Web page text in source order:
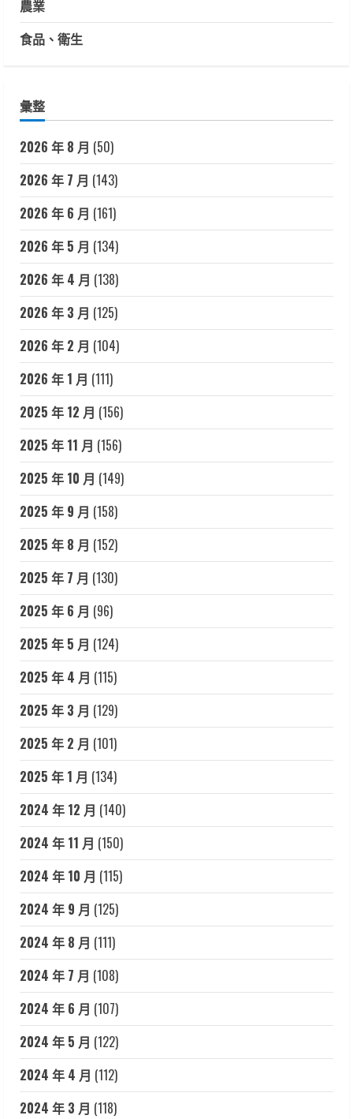
農業
食品、衛生
彙整
2026 年 8 月 (50)
2026 年 7 月 (143)
2026 年 6 月 (161)
2026 年 5 月 (134)
2026 年 4 月 (138)
2026 年 3 月 (125)
2026 年 2 月 (104)
2026 年 1 月 (111)
2025 年 12 月 (156)
2025 年 11 月 (156)
2025 年 10 月 (149)
2025 年 9 月 (158)
2025 年 8 月 (152)
2025 年 7 月 (130)
2025 年 6 月 (96)
2025 年 5 月 (124)
2025 年 4 月 (115)
2025 年 3 月 (129)
2025 年 2 月 (101)
2025 年 1 月 (134)
2024 年 12 月 (140)
2024 年 11 月 (150)
2024 年 10 月 (115)
2024 年 9 月 (125)
2024 年 8 月 (111)
2024 年 7 月 (108)
2024 年 6 月 (107)
2024 年 5 月 (122)
2024 年 4 月 (112)
2024 年 3 月 (118)